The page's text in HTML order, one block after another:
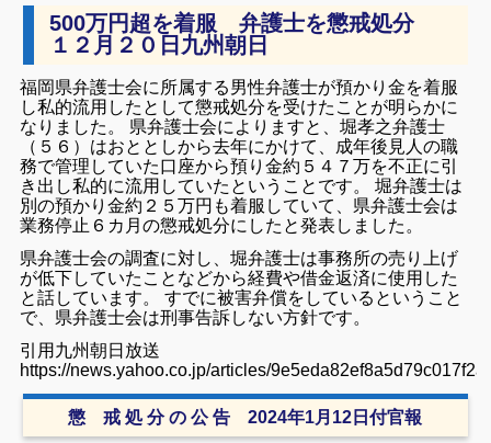
500万円超を着服 弁護士を懲戒処分
１２月２０日九州朝日
福岡県弁護士会に所属する男性弁護士が預かり金を着服
し私的流用したとして懲戒処分を受けたことが明らかに
なりました。 県弁護士会によりますと、堀孝之弁護士
（５６）はおととしから去年にかけて、成年後見人の職
務で管理していた口座から預り金約５４７万を不正に引
き出し私的に流用していたということです。 堀弁護士は
別の預かり金約２５万円も着服していて、県弁護士会は
業務停止６カ月の懲戒処分にしたと発表しました。
県弁護士会の調査に対し、堀弁護士は事務所の売り上げ
が低下していたことなどから経費や借金返済に使用した
と話しています。 すでに被害弁償をしているということ
で、県弁護士会は刑事告訴しない方針です。
引用九州朝日放送
https://news.yahoo.co.jp/articles/
懲 戒 処 分 の 公 告 2024年1月12日付官報